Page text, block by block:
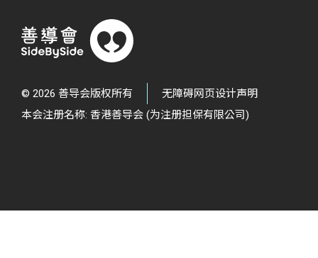
© 2026 善导会版权所有
无障碍网页设计声明
本会注册名称: 香港善导会 (为注册担保有限公司)